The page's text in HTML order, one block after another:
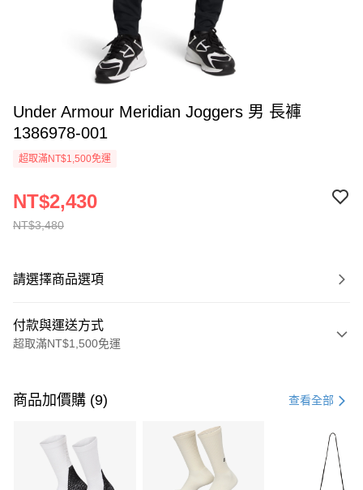
Under Armour Meridian Joggers 男 長褲
1386978-001
超取滿NT$1,500免運
NT$3,480
NT$2,430
請選擇商品選項
付款與運送方式
超取滿NT$1,500免運
信用卡一次付款
3 期 0 利率 每期 21家銀行
合作金庫商業銀行
第一商業銀行
商品加價購 (9) 查看全部